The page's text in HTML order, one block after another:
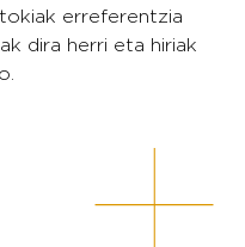
erreferentzia
dira herri eta hiriak